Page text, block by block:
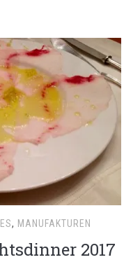
, MANUFAKTUREN
2017